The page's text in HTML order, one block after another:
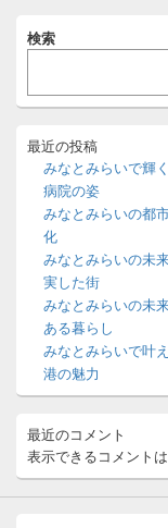
ン
イ
イ
バ
検索
最近の投稿
みなとみらいで輝
病院の姿
みなとみらいの都
化
みなとみらいの未
実した街
みなとみらいの未
ある暮らし
みなとみらいで叶
港の魅力
最近のコメント
表示できるコメントは